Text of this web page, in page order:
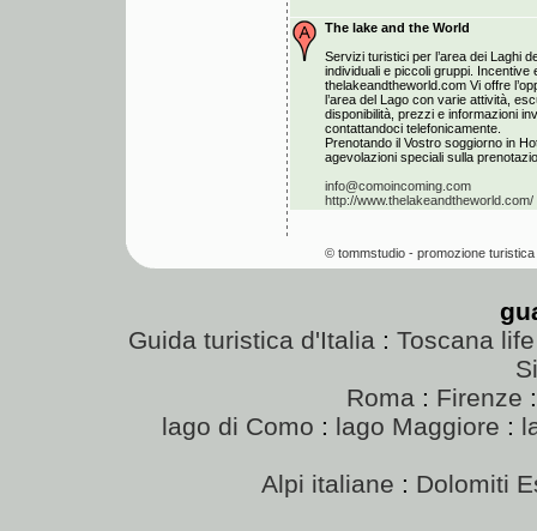
The lake and the World
Servizi turistici per l’area dei Laghi
individuali e piccoli gruppi. Incentive
thelakeandtheworld.com Vi offre
l’area del Lago con varie attività,
disponibilità, prezzi e informazioni
contattandoci telefonicamente.
Prenotando il Vostro soggiorno in
agevolazioni speciali sulla
info@comoincoming.com
http://www.thelakeandtheworld.com/
© tommstudio - promozione turistica
Guida turistica d'Italia : Toscana
Roma: Firenze
lago di Como : lago Maggiore :
Alpi italiane : Dolomiti